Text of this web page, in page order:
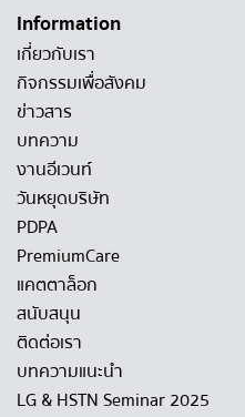
Information
เกี่ยวกับเรา
กิจกรรมเพื่อสังคม
ข่าวสาร
บทความ
งานอีเวนท์
วันหยุดบริษัท
PDPA
PremiumCare
แคตตาล็อก
สนับสนุน
ติดต่อเรา
บทความแนะนำ
LG & HSTN Seminar 2025